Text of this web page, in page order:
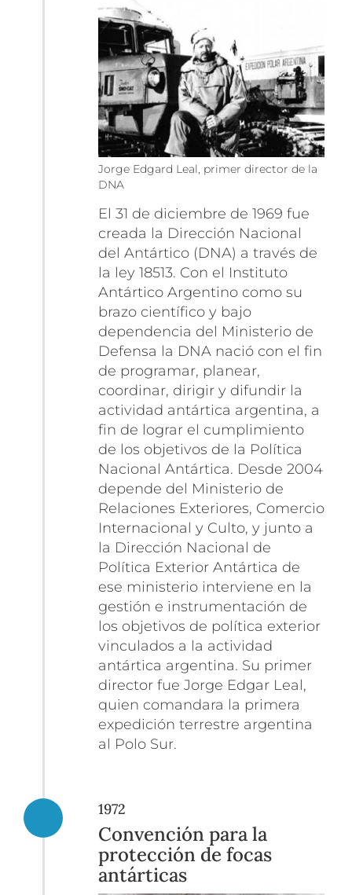
Jorge Edgard Leal, primer director de la
DNA
El 31 de diciembre de 1969 fue
creada la Dirección Nacional
del Antártico (DNA) a través de
la ley 18513. Con el Instituto
Antártico Argentino como su
brazo científico y bajo
dependencia del Ministerio de
Defensa la DNA nació con el fin
de programar, planear,
coordinar, dirigir y difundir la
actividad antártica argentina, a
fin de lograr el cumplimiento
de los objetivos de la Política
Nacional Antártica. Desde 2004
depende del Ministerio de
Relaciones Exteriores, Comercio
Internacional y Culto, y junto a
la Dirección Nacional de
Política Exterior Antártica de
ese ministerio interviene en la
gestión e instrumentación de
los objetivos de política exterior
vinculados a la actividad
antártica argentina. Su primer
director fue Jorge Edgar Leal,
quien comandara la primera
expedición terrestre argentina
al Polo Sur.
1972
Convención para la
protección de focas
antárticas